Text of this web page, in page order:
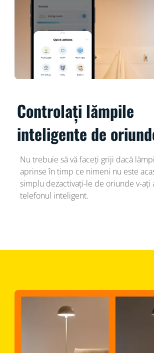
Controlați lămpile
inteligente de
Nu trebuie să vă faceți griji dacă
aprinse în timp ce nimeni nu este
simplu dezactivați-le de oriunde v-ați
telefonul inteligent.